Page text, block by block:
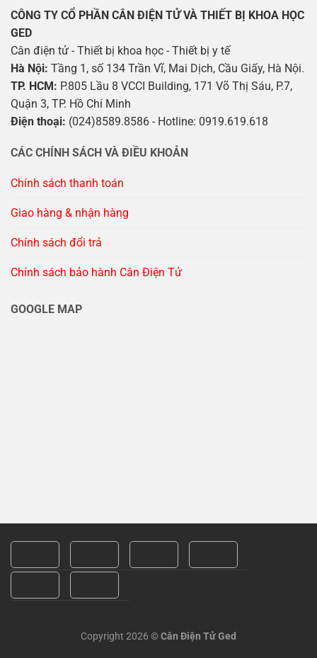
CÔNG TY CỔ PHẦN CÂN ĐIỆN TỬ VÀ THIẾT BỊ KHOA HỌC
GED
Cân điện tử - Thiết bị khoa học - Thiết bị y tế
Hà Nội: Tầng 1, số 134 Trần Vĩ, Mai Dịch, Cầu Giấy, Hà Nội.
TP. HCM: P.805 Lầu 8 VCCI Building, 171 Võ Thị Sáu, P.7,
Quận 3, TP. Hồ Chí Minh
Điện thoại: (024)8589.8586 - Hotline: 0919.619.618
CÁC CHÍNH SÁCH VÀ ĐIỀU KHOẢN
Chính sách thanh toán
Giao hàng & nhận hàng
Chính sách đổi trả
Chính sách bảo hành Cân Điện Tử
GOOGLE MAP
Copyright 2026 ©Cân Điện Tử Ged